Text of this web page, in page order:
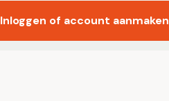
Inloggen of account aanmaken